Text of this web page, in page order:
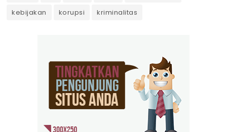
kebijakan
korupsi kriminalitas